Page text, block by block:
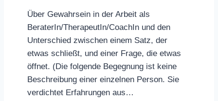
E
S
M
R
G
U
T
Über Gewahrsein in der Arbeit als
BeraterIn/TherapeutIn/CoachIn und den
Unterschied zwischen einem Satz, der
etwas schließt, und einer Frage, die etwas
öffnet. (Die folgende Begegnung ist keine
Beschreibung einer einzelnen Person. Sie
verdichtet Erfahrungen aus…